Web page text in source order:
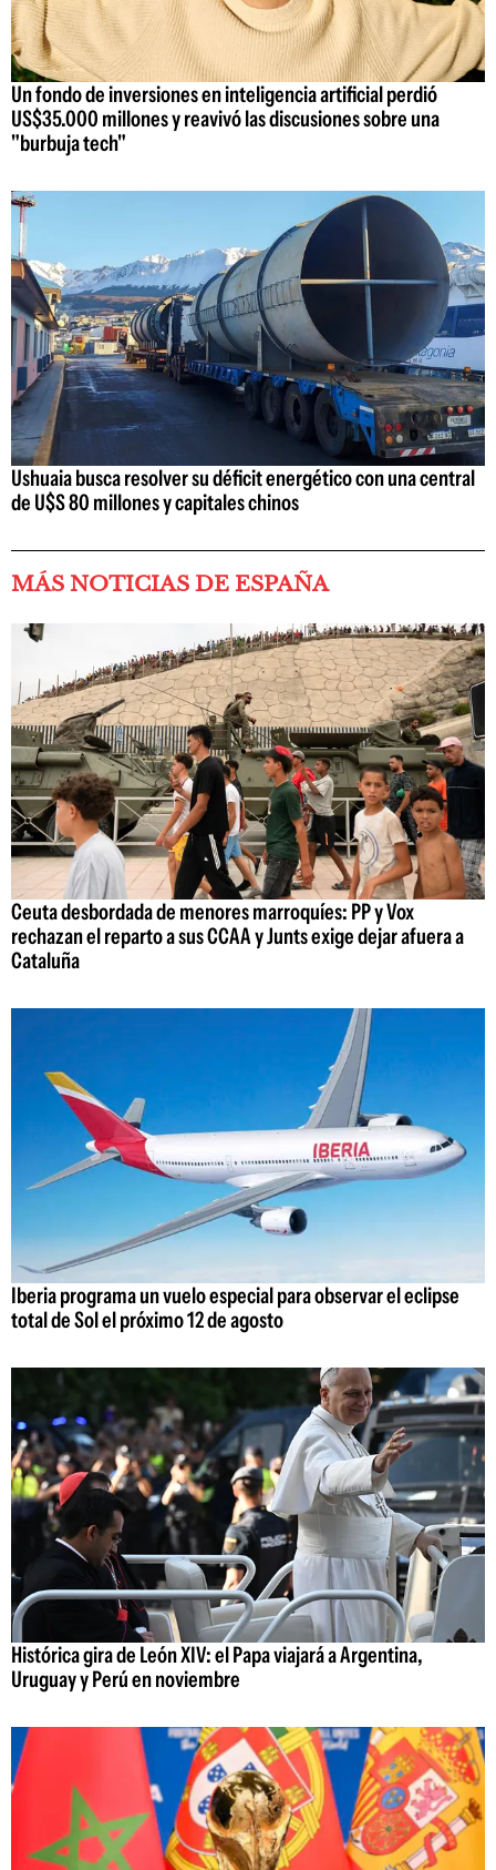
Un fondo de inversiones en inteligencia artificial perdió
US$35.000 millones y reavivó las discusiones sobre una
"burbuja tech"
Ushuaia busca resolver su déficit energético con una central
de U$S 80 millones y capitales chinos
MÁS NOTICIAS DE ESPAÑA
Ceuta desbordada de menores marroquíes: PP y Vox
rechazan el reparto a sus CCAA y Junts exige dejar afuera a
Cataluña
Iberia programa un vuelo especial para observar el eclipse
total de Sol el próximo 12 de agosto
Histórica gira de León XIV: el Papa viajará a Argentina,
Uruguay y Perú en noviembre